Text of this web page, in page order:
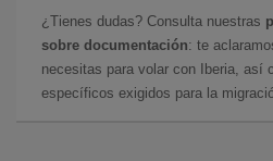
¿Tienes dudas? Consulta nuestras
sobre documentación: te
necesitas para volar con Iberia, así
específicos exigidos para la